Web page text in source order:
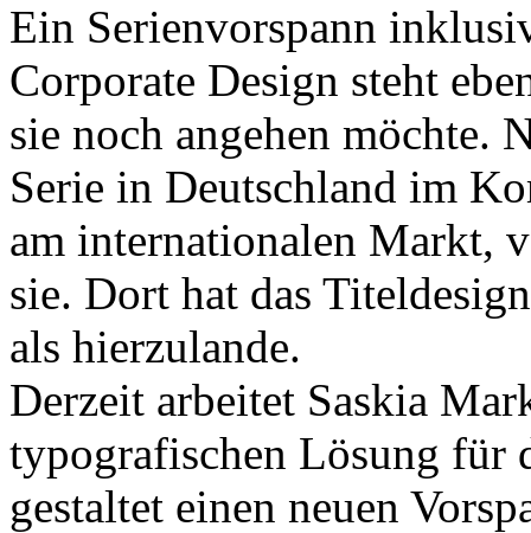
Ein Serienvorspann
Corporate Design steht
sie noch angehen möchte.
Serie in Deutschland im
am internationalen Markt,
sie. Dort hat das
als hierzulande.
Derzeit arbeitet Saskia
typografischen Lösung für
gestaltet einen neuen